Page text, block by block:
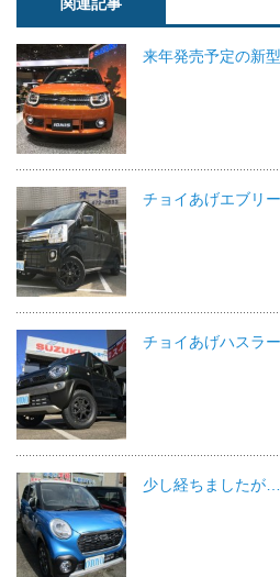
関連記事
来年発売予定の新
チョイあげエブリー
チョイあげハスラ
少し経ちましたが…